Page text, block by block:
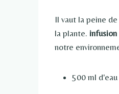
Il vaut la peine
la plante.
notre
500 ml